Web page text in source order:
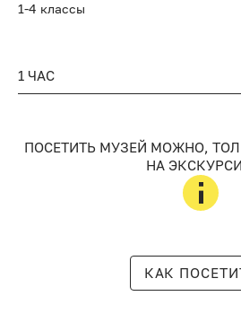
1-4 классы
1 ЧАС
ПОСЕТИТЬ МУЗЕЙ МОЖНО,
НА
КАК